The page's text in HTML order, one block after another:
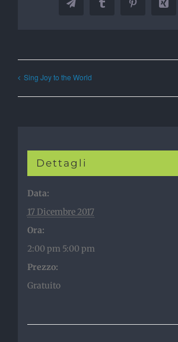
TelegramTumblr PinterestXing
Sing Joy to the World
Dettagli
Data:
17 Dicembre 2017
Ora:
2:00 pm 5:00 pm
Prezzo:
Gratuito